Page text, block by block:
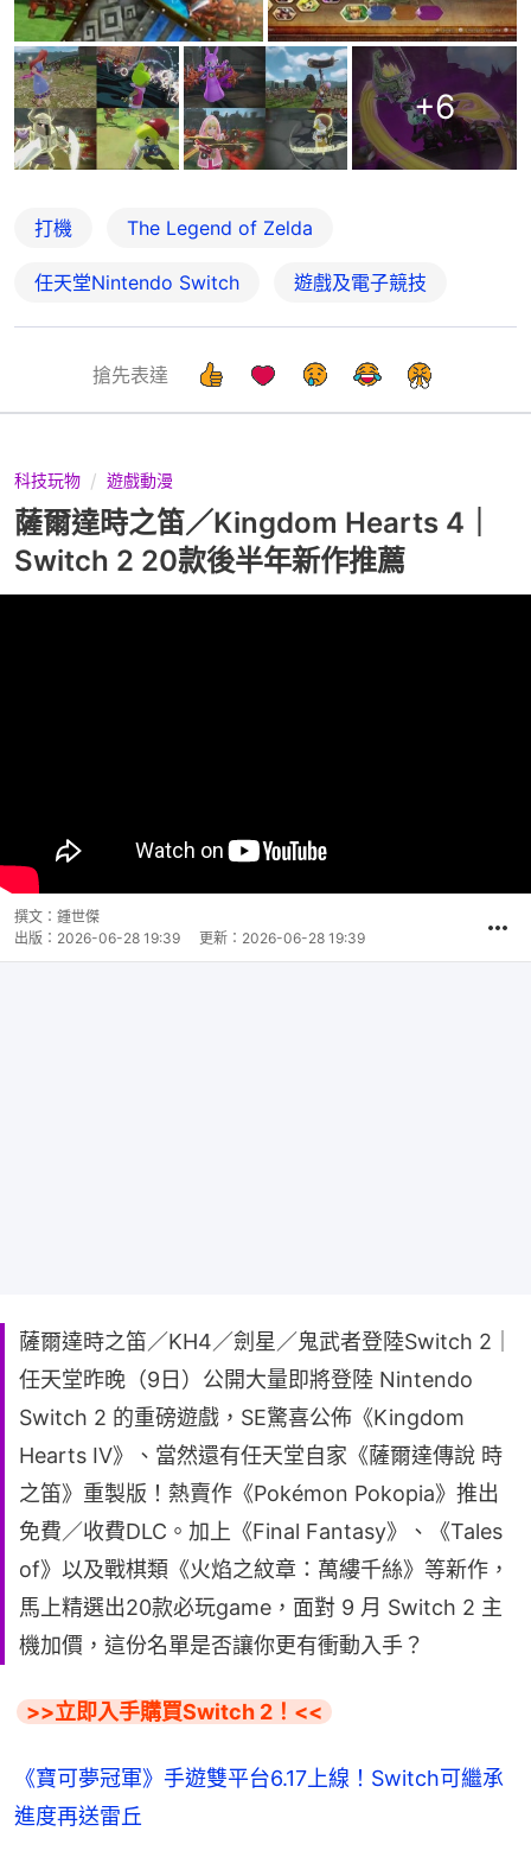
+6
打機 The Legend of Zelda
任天堂Nintendo Switch 遊戲及電子競技
搶先表達
科技玩物 遊戲動漫
薩爾達時之笛／Kingdom Hearts 4｜
Switch 2 20款後半年新作推薦
撰文： 鍾世傑
出版： 2026-06-28 19:39 更新： 2026-06-28 19:39
薩爾達時之笛／KH4／劍星／鬼武者登陸Switch 2｜
任天堂昨晚（9日）公開大量即將登陸 Nintendo
Switch 2 的重磅遊戲，SE驚喜公佈《Kingdom
Hearts IV》、當然還有任天堂自家《薩爾達傳說 時
之笛》重製版！熱賣作《Pokémon Pokopia》推出
免費／收費DLC。加上《Final Fantasy》、《Tales
of》以及戰棋類《火焰之紋章：萬縷千絲》等新作，
馬上精選出20款必玩game，面對 9 月 Switch 2 主
機加價，這份名單是否讓你更有衝動入手？
>>立即入手購買Switch 2！<<
《寶可夢冠軍》手遊雙平台6.17上線！Switch可繼承
進度再送雷丘